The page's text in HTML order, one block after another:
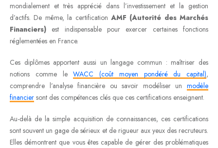
mondialement et très apprécié dans l’investissement et la gestion
d’actifs. De même, la certification AMF (Autorité des Marchés
Financiers) est indispensable pour exercer certaines fonctions
réglementées en France.
Ces diplômes apportent aussi un langage commun : maîtriser des
notions comme leWACC (coût moyen pondéré du capital),
comprendre l’analyse financière ou savoir modéliser un modèle
financier sont des compétences clés que ces certifications enseignent.
Au-delà de la simple acquisition de connaissances, ces certifications
sont souvent un gage de sérieux et de rigueur aux yeux des recruteurs.
Elles démontrent que vous êtes capable de gérer des problématiques